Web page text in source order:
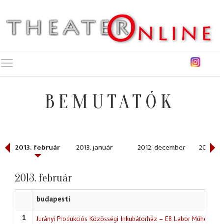
BEMUTATÓK
2013. február 2013. január 2012. december 2012.
2013. február
budapesti
1
Jurányi Produkciós Közösségi Inkubátorház – E8 Labor Műhely